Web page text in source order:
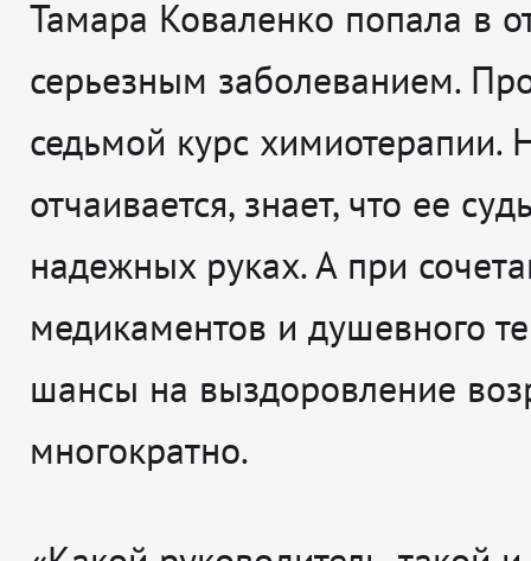
Тамара Коваленко попала в
серьезным заболеванием.
седьмой курс химиотерапии.
отчаивается, знает, что ее
надежных руках. А при
медикаментов и душевного
шансы на выздоровление
многократно.